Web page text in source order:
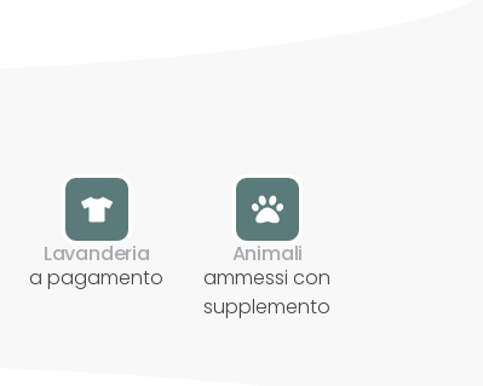
Lavanderia
a pagamento
Animali
ammessi con
supplemento